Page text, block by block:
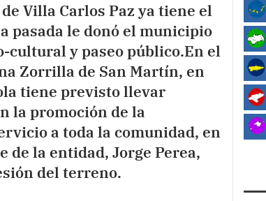
Villa Carlos Paz ya tiene el
pasada le donó el municipio
cultural y paseo público.En el
Zorrilla de San Martín, en
tiene previsto llevar
la promoción de la
a toda la comunidad, en
la entidad, Jorge Perea,
del terreno.